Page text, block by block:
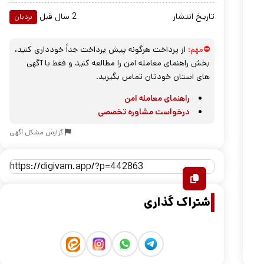
تاریخ انتشار 2 سال قبل نردبان
⛔مهم: از پرداخت هرگونه پیش پرداخت جداً خودداری کنید،
بخش راهنمای معامله امن را مطالعه کنید و فقط با آگهی
های استان خودتان تماس بگیرید.
راهنمای معامله امن
درخواست مشاوره تخصصی
گزارش مشکل آگهی
اشتراک گذاری